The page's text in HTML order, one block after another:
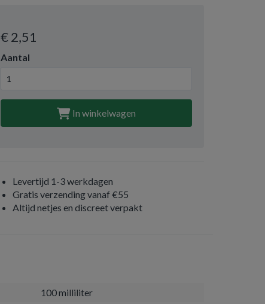
€ 2,51
Aantal
In winkelwagen
Levertijd 1-3 werkdagen
Gratis verzending vanaf €55
Altijd netjes en discreet verpakt
100 milliliter